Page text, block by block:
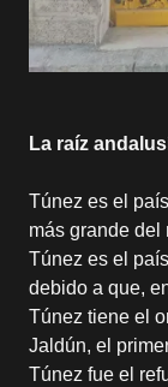
La raíz
Túnez es el
más grande del
Túnez es el
debido a que,
Túnez tiene el
Jaldún, el
Túnez fue el